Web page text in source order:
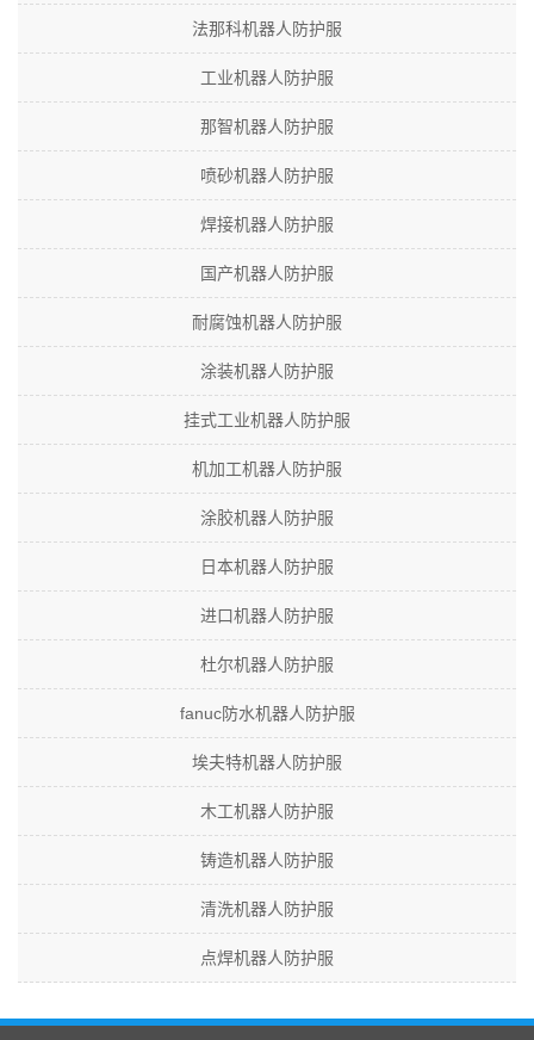
法那科机器人防护服
工业机器人防护服
那智机器人防护服
喷砂机器人防护服
焊接机器人防护服
国产机器人防护服
耐腐蚀机器人防护服
涂装机器人防护服
挂式工业机器人防护服
机加工机器人防护服
涂胶机器人防护服
日本机器人防护服
进口机器人防护服
杜尔机器人防护服
fanuc防水机器人防护服
埃夫特机器人防护服
木工机器人防护服
铸造机器人防护服
清洗机器人防护服
点焊机器人防护服